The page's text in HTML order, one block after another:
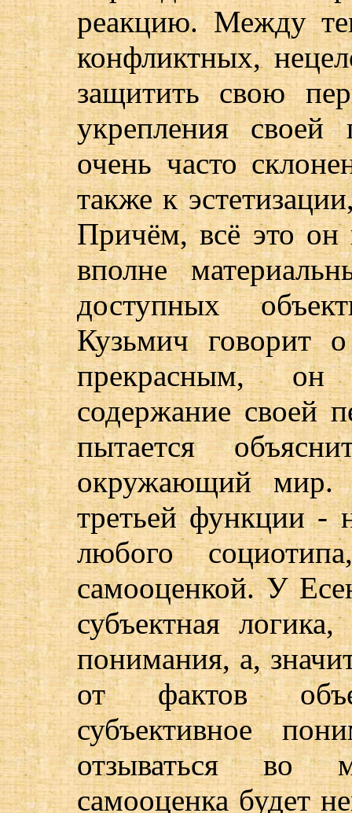
реакцию. Между
конфликтных,
защитить свою
укрепления
очень часто
также к
Причём, всё это он
вполне
доступных
Кузьмич говорит
прекрасным,
содержание своей
пытается
окружающий мир.
третьей функции -
любого
самооценкой. У
субъектная
понимания, а,
от фактов
субъективное
отзываться во
самооценка будет